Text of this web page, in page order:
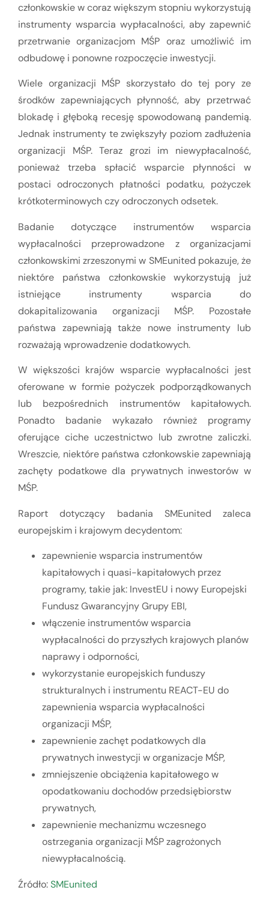
członkowskie w coraz większym stopniu wykorzystują
instrumenty wsparcia wypłacalności, aby zapewnić
przetrwanie organizacjom MŚP oraz umożliwić im
odbudowę i ponowne rozpoczęcie inwestycji.
Wiele organizacji MŚP skorzystało do tej pory ze
środków zapewniających płynność, aby przetrwać
blokadę i głęboką recesję spowodowaną pandemią.
Jednak instrumenty te zwiększyły poziom zadłużenia
organizacji MŚP. Teraz grozi im niewypłacalność,
ponieważ trzeba spłacić wsparcie płynności w
postaci odroczonych płatności podatku, pożyczek
krótkoterminowych czy odroczonych odsetek.
Badanie dotyczące instrumentów wsparcia
wypłacalności przeprowadzone z organizacjami
członkowskimi zrzeszonymi w SMEunited pokazuje, że
niektóre państwa członkowskie wykorzystują już
istniejące instrumenty wsparcia do
dokapitalizowania organizacji MŚP. Pozostałe
państwa zapewniają także nowe instrumenty lub
rozważają wprowadzenie dodatkowych.
W większości krajów wsparcie wypłacalności jest
oferowane w formie pożyczek podporządkowanych
lub bezpośrednich instrumentów kapitałowych.
Ponadto badanie wykazało również programy
oferujące ciche uczestnictwo lub zwrotne zaliczki.
Wreszcie, niektóre państwa członkowskie zapewniają
zachęty podatkowe dla prywatnych inwestorów w
MŚP.
Raport dotyczący badania SMEunited zaleca
europejskim i krajowym decydentom:
zapewnienie wsparcia instrumentów
kapitałowych i quasi-kapitałowych przez
programy, takie jak: InvestEU i nowy Europejski
Fundusz Gwarancyjny Grupy EBI,
włączenie instrumentów wsparcia
wypłacalności do przyszłych krajowych planów
naprawy i odporności,
wykorzystanie europejskich funduszy
strukturalnych i instrumentu REACT-EU do
zapewnienia wsparcia wypłacalności
organizacji MŚP,
zapewnienie zachęt podatkowych dla
prywatnych inwestycji w organizacje MŚP,
zmniejszenie obciążenia kapitałowego w
opodatkowaniu dochodów przedsiębiorstw
prywatnych,
zapewnienie mechanizmu wczesnego
ostrzegania organizacji MŚP zagrożonych
niewypłacalnością.
Źródło:SMEunited